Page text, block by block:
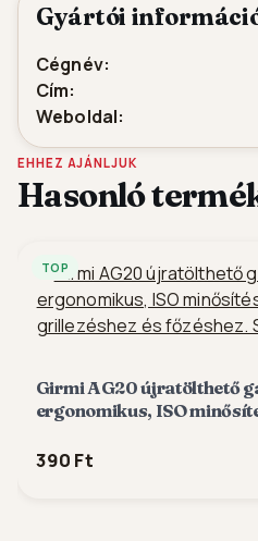
Gyártói
Cégnév:
Cím:
Weboldal:
EHHEZ AJÁNLJUK
Hasonló
TOP
Girmi AG20 újratölthető gázgyújtó, biztonságos,
ergonomikus, ISO
390 Ft